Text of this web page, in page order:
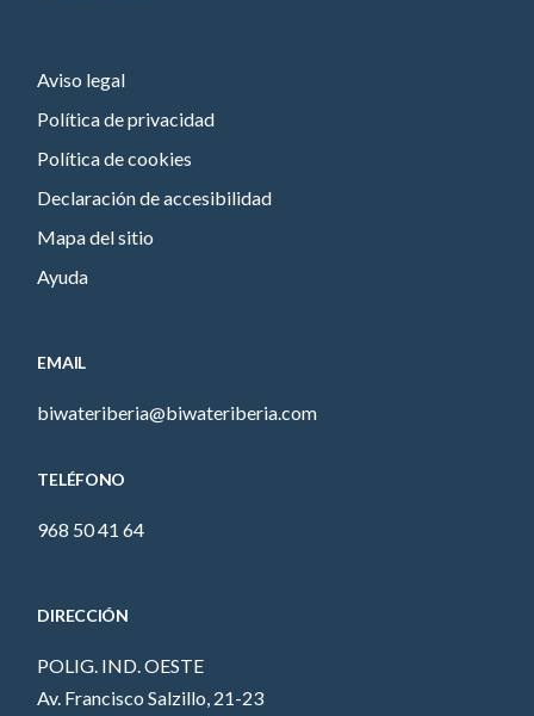
Aviso legal
Política de privacidad
Política de cookies
Declaración de accesibilidad
Mapa del sitio
Ayuda
EMAIL
biwateriberia@biwateriberia.com
TELÉFONO
968 50 41 64
DIRECCIÓN
POLIG. IND. OESTE
Av. Francisco Salzillo, 21-23